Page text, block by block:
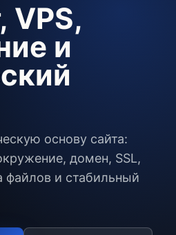
VPS,
и
основу сайта:
домен, SSL,
файлов и стабильный